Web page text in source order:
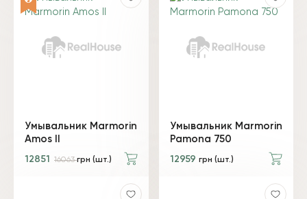
Умывальник Marmorin
Amos II
12851 16063грн (шт.)
Умывальник Marmorin
Pamona 750
12959 грн (шт.)